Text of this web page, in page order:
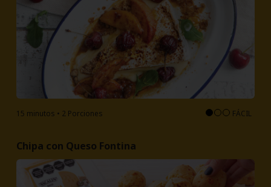
15 minutos • 2 Porciones FÁCIL
Chipa con Queso Fontina